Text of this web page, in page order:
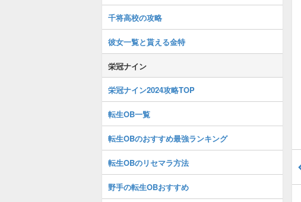
千将高校の攻略
彼女一覧と貰える金特
栄冠ナイン
栄冠ナイン2024攻略TOP
転生OB一覧
転生OBのおすすめ最強ランキング
転生OBのリセマラ方法
野手の転生OBおすすめ